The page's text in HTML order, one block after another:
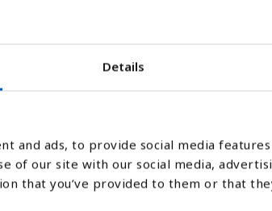
Details
and ads, to provide social media
of our site with our social media,
that you’ve provided to them or that
Linje Platt